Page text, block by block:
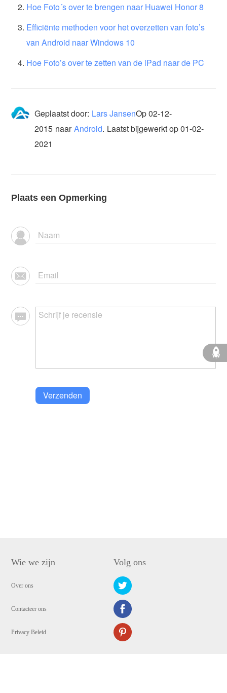
Hoe Foto´s over te brengen naar Huawei Honor 8
Efficiënte methoden voor het overzetten van foto’s
van Android naar Windows 10
Hoe Foto’s over te zetten van de iPad naar de PC
Geplaatst door: Lars JansenOp02-12-
2015 naar Android. Laatst bijgewerkt op 01-02-
2021
Plaats een Opmerking
Verzenden
Wie we zijn
Over ons
Contacteer ons
Privacy Beleid
Volg ons